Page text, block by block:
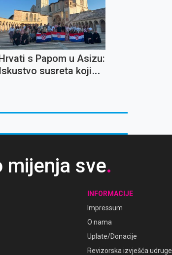
s Papom u Asizu:
Iskustvo susreta koji
mijenja sve.
INFORMACIJE
Impressum
O nama
Uplate/Donacije
Revizorska izvješća udruge